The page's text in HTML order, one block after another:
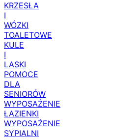
KRZESŁA
I
WÓZKI
TOALETOWE
KULE
I
LASKI
POMOCE
DLA
SENIORÓW
WYPOSAŻENIE
ŁAZIENKI
WYPOSAŻENIE
SYPIALNI